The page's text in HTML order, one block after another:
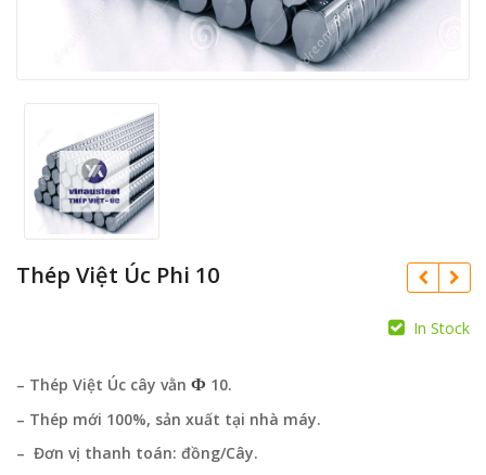
Thép Việt Úc Phi 10
In Stock
– Thép Việt Úc cây vằn Ф 10.
– Thép mới 100%, sản xuất tại nhà máy.
– Đơn vị thanh toán: đồng/Cây.